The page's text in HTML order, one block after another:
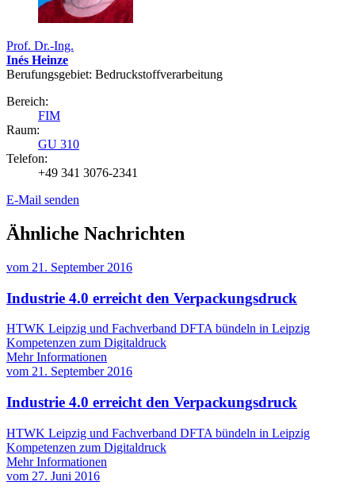
Prof. Dr.-Ing.
Inés Heinze
Berufungsgebiet: Bedruck­stoff­verarbeitung
Bereich:
FIM
Raum:
GU 310
Telefon:
+49 341 3076-2341
E-Mail senden
Ähnliche Nachrichten
vom 21. September 2016
Industrie 4.0 erreicht den Verpackungsdruck
HTWK Leipzig und Fachverband DFTA bündeln in Leipzig
Kompetenzen zum Digitaldruck
Mehr Informationen
vom 21. September 2016
Industrie 4.0 erreicht den Verpackungsdruck
HTWK Leipzig und Fachverband DFTA bündeln in Leipzig
Kompetenzen zum Digitaldruck
Mehr Informationen
vom 27. Juni 2016